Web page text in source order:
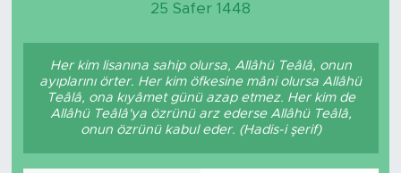
25 Safer 1448
Her kim lisanına sahip olursa, Allâhü Teâlâ, onun
ayıplarını örter. Her kim öfkesine mâni olursa Allâhü
Teâlâ, ona kıyâmet günü azap etmez. Her kim de
Allâhü Teâlâ'ya özrünü arz ederse Allâhü Teâlâ,
onun özrünü kabul eder. (Hadis-i şerif)